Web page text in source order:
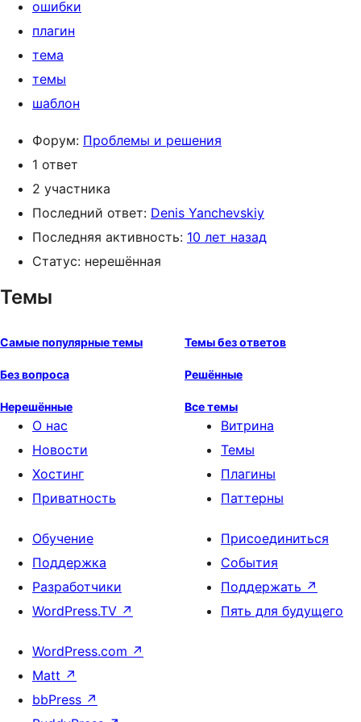
ошибки
плагин
тема
темы
шаблон
Форум: Проблемы и решения
1 ответ
2 участника
Последний ответ: Denis Yanchevskiy
Последняя активность: 10 лет назад
Статус: нерешённая
Темы
Самые популярные темы Темы без ответов
Без вопроса Решённые
Нерешённые Все темы
О нас
Новости
Хостинг
Приватность
Витрина
Темы
Плагины
Паттерны
Обучение
Поддержка
Разработчики
WordPress.TV ↗
Присоединиться
События
Поддержать ↗
Пять для будущего
WordPress.com ↗
Matt ↗
bbPress ↗